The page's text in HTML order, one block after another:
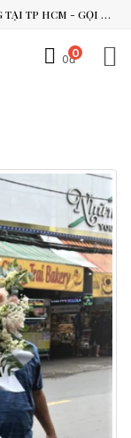
ĐẶT HOA ONLINE - GIAO HÀNG NHANH CHÓNG TẠI TP HCM - GỌI NGAY 0938.494.119 HOẶC 0899.492.909
0
0đ